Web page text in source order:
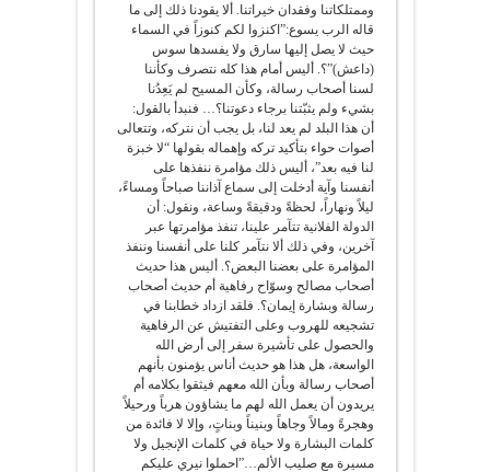
وممتلكاتنا وفقدان خيراتنا. ألا يقودنا ذلك إلى ما
قاله الرب يسوع:”اكنزوا لكم كنوزاً في السماء
حيث لا يصل إليها سارق ولا يفسدها سوس
(داعش)”؟. أليس أمام هذا كله نتصرف وكأننا
لسنا أصحاب رسالة، وكأن المسيح لم يَعِدُنا
بشيء ولم يثبّتنا برجاء دعوتنا؟… فنبدأ بالقول:
أن هذا البلد لم يعد لنا، بل يجب أن نتركه، وتتعالى
أصوات حواء بتأكيد تركه وإهماله بقولها “لا خبزة
لنا فيه بعد”، أليس ذلك مؤامرة ننفذها على
أنفسنا وآية أدخلت إلى سماع آذاننا صباحاً ومساءً،
ليلاً ونهاراً، لحظةً ودقيقةً وساعة، ونقول: أن
الدولة الفلانية تتآمر علينا، تنفذ مؤامرتها عبر
آخرين، وفي ذلك ألا نتآمر كلنا على أنفسنا وننفذ
المؤامرة على بعضنا البعض؟. أليس هذا حديث
أصحاب مصالح وسوّاح رفاهية أم حديث أصحاب
رسالة وبشارة إيمان؟. فلقد ازداد خطابنا في
تشجيعه للهروب وعلى التفتيش عن الرفاهية
والحصول على تأشيرة سفر إلى أرض الله
الواسعة، هل هذا هو حديث أناس يؤمنون بأنهم
أصحاب رسالة وبأن الله معهم فيثقوا بكلامه أم
يريدون أن يعمل الله لهم ما يشاؤون هرباً ورحيلاً
وهجرةً ومالاً وجاهاً وبنيناً وبناتٍ، وإلا لا فائدة من
كلمات البشارة ولا حياة في كلمات الإنجيل ولا
مسيرة مع صليب الألم…”احملوا نيري عليكم